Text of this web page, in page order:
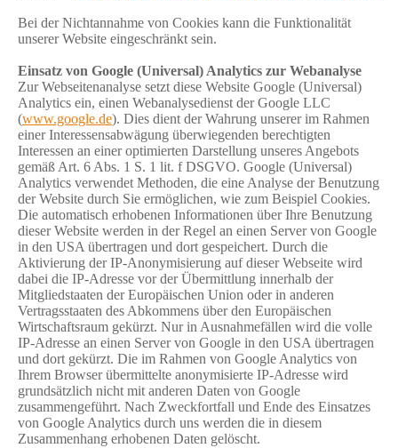
Bei der Nichtannahme von Cookies kann die Funktionalität
unserer Website eingeschränkt sein.
Einsatz von Google (Universal) Analytics zur Webanalyse
Zur Webseitenanalyse setzt diese Website Google (Universal)
Analytics ein, einen Webanalysedienst der Google LLC
(www.google.de). Dies dient der Wahrung unserer im Rahmen
einer Interessensabwägung überwiegenden berechtigten
Interessen an einer optimierten Darstellung unseres Angebots
gemäß Art. 6 Abs. 1 S. 1 lit. f DSGVO. Google (Universal)
Analytics verwendet Methoden, die eine Analyse der Benutzung
der Website durch Sie ermöglichen, wie zum Beispiel Cookies.
Die automatisch erhobenen Informationen über Ihre Benutzung
dieser Website werden in der Regel an einen Server von Google
in den USA übertragen und dort gespeichert. Durch die
Aktivierung der IP-Anonymisierung auf dieser Webseite wird
dabei die IP-Adresse vor der Übermittlung innerhalb der
Mitgliedstaaten der Europäischen Union oder in anderen
Vertragsstaaten des Abkommens über den Europäischen
Wirtschaftsraum gekürzt. Nur in Ausnahmefällen wird die volle
IP-Adresse an einen Server von Google in den USA übertragen
und dort gekürzt. Die im Rahmen von Google Analytics von
Ihrem Browser übermittelte anonymisierte IP-Adresse wird
grundsätzlich nicht mit anderen Daten von Google
zusammengeführt. Nach Zweckfortfall und Ende des Einsatzes
von Google Analytics durch uns werden die in diesem
Zusammenhang erhobenen Daten gelöscht.